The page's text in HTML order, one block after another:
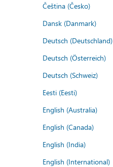
Čeština (Česko)
Dansk (Danmark)
Deutsch (Deutschland)
Deutsch (Österreich)
Deutsch (Schweiz)
Eesti (Eesti)
English (Australia)
English (Canada)
English (India)
English (International)